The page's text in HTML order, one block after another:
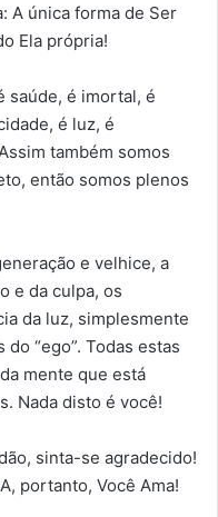
A única forma de Ser
Ela própria!
saúde, é imortal, é
é luz, é
também somos
então somos plenos
e velhice, a
e da culpa, os
da luz, simplesmente
“ego”. Todas estas
mente que está
Nada disto é você!
sinta-se agradecido!
portanto, Você Ama!